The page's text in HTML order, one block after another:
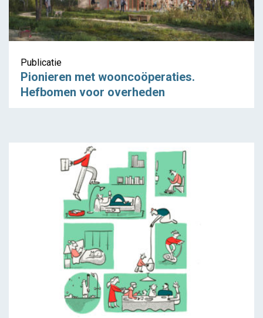
Publicatie
Pionieren met wooncoöperaties.
Hefbomen voor overheden